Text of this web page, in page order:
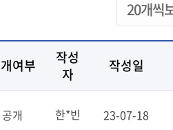
여부
작성
자
작성일
공개 한*빈 23-07-18